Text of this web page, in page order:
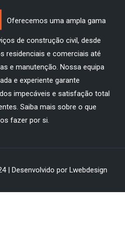
Oferecemos uma ampla gama
de construção civil, desde
residenciais e comerciais até
e manutenção. Nossa equipa
e experiente garante
impecáveis e satisfação total
Saiba mais sobre o que
fazer por si.
| Desenvolvido por Lwebdesign